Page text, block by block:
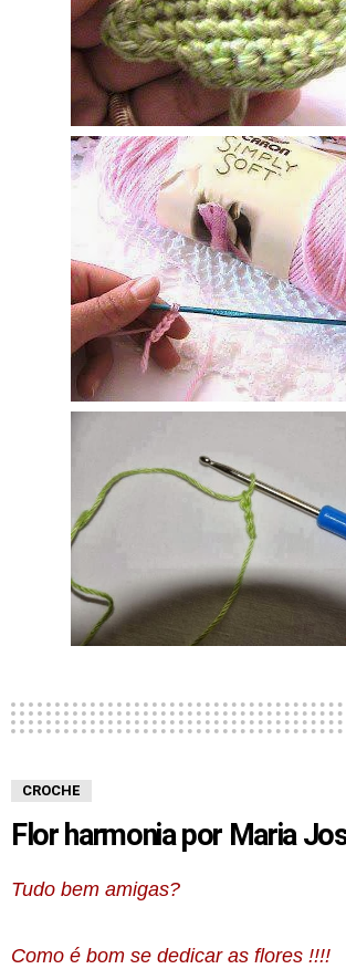
CROCHE
Flor harmonia por Maria
Tudo bem amigas?
Como é bom se dedicar as flores !!!!